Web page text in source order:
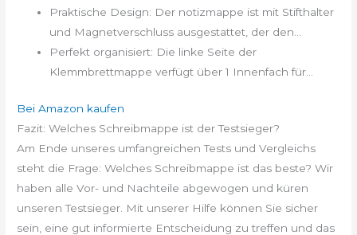
Praktische Design: Der notizmappe ist mit Stifthalter
und Magnetverschluss ausgestattet, der den...
Perfekt organisiert: Die linke Seite der
Klemmbrettmappe verfügt über 1 Innenfach für...
Bei Amazon kaufen
Fazit: Welches Schreibmappe ist der Testsieger?
Am Ende unseres umfangreichen Tests und Vergleichs
steht die Frage: Welches Schreibmappe ist das beste? Wir
haben alle Vor- und Nachteile abgewogen und küren
unseren Testsieger. Mit unserer Hilfe können Sie sicher
sein, eine gut informierte Entscheidung zu treffen und das